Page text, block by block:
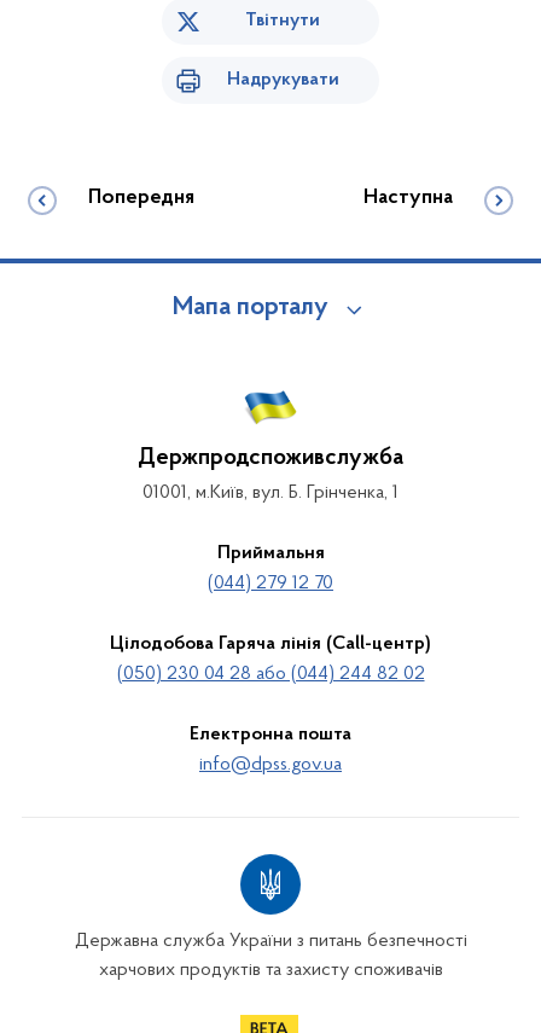
Твітнути
Надрукувати
Попередня Наступна
Мапа порталу
Держпродспоживслужба
01001, м.Київ, вул. Б. Грінченка, 1
Приймальня
(044) 279 12 70
Цілодобова Гаряча лінія (Call-центр)
(050) 230 04 28 або (044) 244 82 02
Електронна пошта
info@dpss.gov.ua
Державна служба України з питань безпечності
харчових продуктів та захисту споживачів